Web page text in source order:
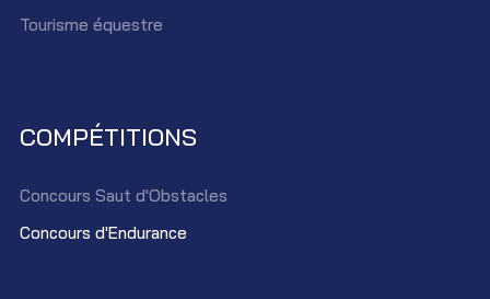
Tourisme équestre
COMPÉTITIONS
Concours Saut d'Obstacles
Concours d'Endurance